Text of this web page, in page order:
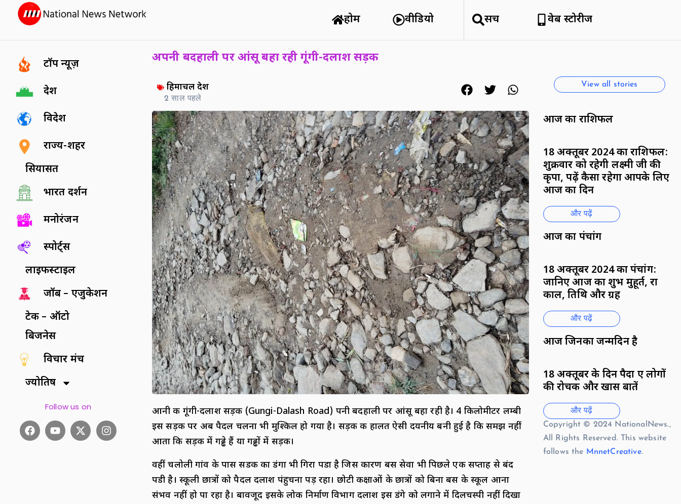
होम वीडियो सर्च वेब स्टोरीज
टॉप न्यूज़
देश
विदेश
राज्य-शहर
सियासत
भारत दर्शन
मनोरंजन
स्पोर्ट्स
लाइफस्टाइल
जॉब – एजुकेशन
टेक – ऑटो
बिजनेस
विचार मंच
ज्योतिष
Follow us on
अपनी बदहाली पर आंसू बहा रही गूंगी-दलाश सड़क
हिमाचल प्रदेश
2 साल पहले
आनी की गूंगी-दलाश सड़क (Gungi-Dalash Road) पनी बदहाली पर आंसू बहा रही है। 4 किलोमीटर लम्बी
इस सड़क पर अब पैदल चलना भी मुश्किल हो गया है। सड़क की हालत ऐसी दयनीय बनी हुई है कि समझ नहीं
आता कि सड़क में गढ्ढे हैं या गढ्ढों में सड़क।
वहीं चलोली गांव के पास सडक का डंगा भी गिरा पडा है जिस कारण बस सेवा भी पिछले एक सप्ताह से बंद
पडी है। स्कूली छात्रों को पैदल दलाश पंहुचना पड़ रहा। छोटी कक्षाओं के छात्रों को बिना बस के स्कूल आना
संभव नहीं हो पा रहा है। बावजूद इसके लोक निर्माण विभाग दलाश इस डंगे को लगाने में दिलचस्पी नहीं दिखा
हिमाचल क्यों है सैलानियों को इतना
View all stories
आज का राशिफल
18 अक्तूबर 2024 का राशिफल:
शुक्रवार को रहेगी लक्ष्मी जी की
कृपा, पढ़ें कैसा रहेगा आपके लिए
आज का दिन
और पढ़ें
आज का पंचांग
18 अक्तूबर 2024 का पंचांग:
जानिए आज का शुभ मुहूर्त, राहु
काल, तिथि और ग्रह
और पढ़ें
आज जिनका जन्मदिन है
18 अक्तूबर के दिन पैदा हुए लोगों
की रोचक और खास बातें
और पढ़ें
Copyright © 2024 NationalNews.,
All Rights Reserved. This website
follows the MnnetCreative.